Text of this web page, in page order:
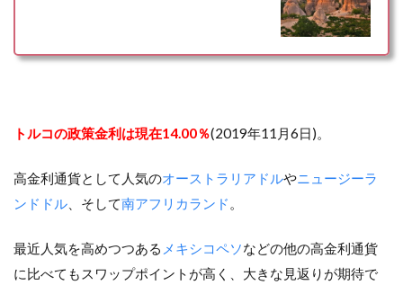
トルコの政策金利は現在14.00％(2019年11月6日)。
高金利通貨として人気のオーストラリアドルやニュージーラ
ンドドル 、そして南アフリカランド 。
最近人気を高めつつある メキシコペソなどの他の高金利通貨
に比べてもスワップポイントが高く、大きな見返りが期待で